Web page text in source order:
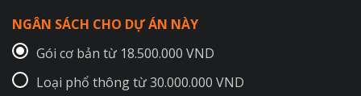
NGÂN SÁCH CHO DỰ ÁN NÀY
Gói cơ bản từ 18.500.000 VND
Loại phổ thông từ 30.000.000 VND